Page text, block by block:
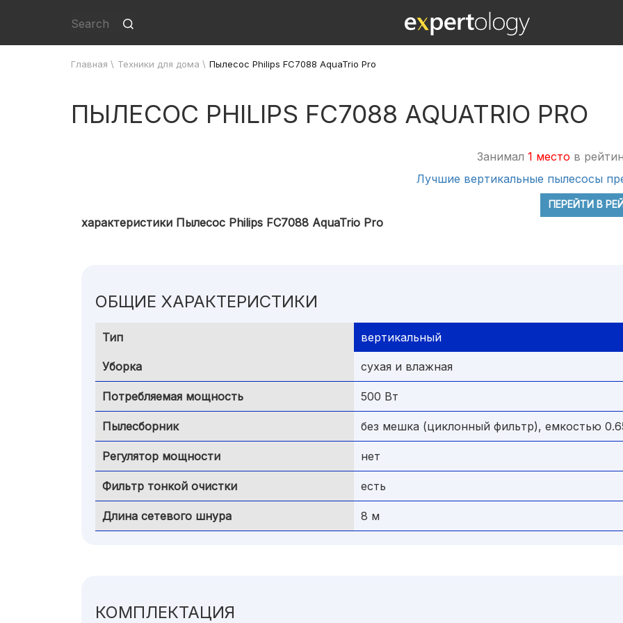
Главная \ Техники для дома \ Пылесос Philips FC7088 AquaTrio Pro
ПЫЛЕСОС PHILIPS FC7088 AQUATRIO PRO
Занимал 1 место в
Лучшие вертикальные пылесосы
ПЕРЕЙТИ В
характеристики Пылесос Philips FC7088 AquaTrio Pro
ОБЩИЕ ХАРАКТЕРИСТИКИ
Тип вертикальный
Уборка сухая и влажная
Потребляемая мощность 500 Вт
Пылесборник без мешка (циклонный фильтр), емкостью
Регулятор мощности нет
Фильтр тонкой очистки есть
Длина сетевого шнура 8 м
КОМПЛЕКТАЦИЯ